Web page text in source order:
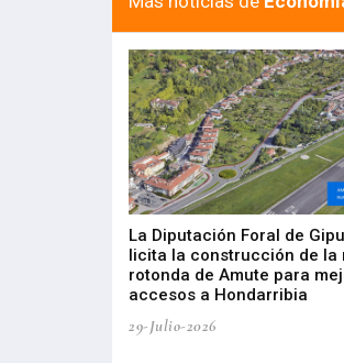
La Diputación Foral de
licita la construcción de la
rotonda de Amute para
accesos a Hondarribia
29-Julio-2026